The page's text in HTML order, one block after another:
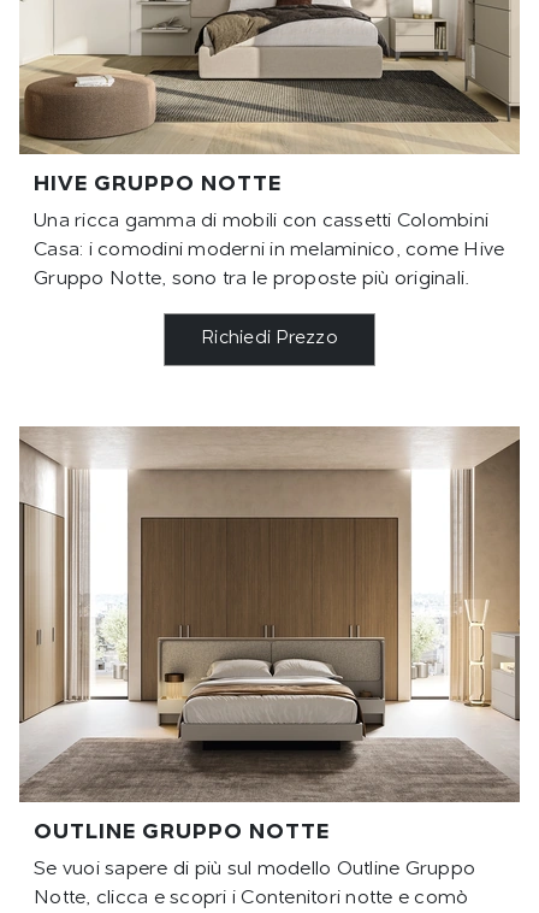
HIVE GRUPPO NOTTE
Una ricca gamma di mobili con cassetti Colombini
Casa: i comodini moderni in melaminico, come Hive
Gruppo Notte, sono tra le proposte più originali.
Richiedi Prezzo
OUTLINE GRUPPO NOTTE
Se vuoi sapere di più sul modello Outline Gruppo
Notte, clicca e scopri i Contenitori notte e comò